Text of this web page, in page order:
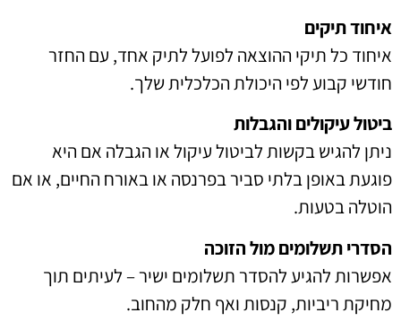
איחוד תיקים
איחוד כל תיקי ההוצאה לפועל לתיק אחד, עם החזר
חודשי קבוע לפי היכולת הכלכלית שלך.
ביטול עיקולים והגבלות
ניתן להגיש בקשות לביטול עיקול או הגבלה אם היא
פוגעת באופן בלתי סביר בפרנסה או באורח החיים, או אם
הוטלה בטעות.
הסדרי תשלומים מול הזוכה
אפשרות להגיע להסדר תשלומים ישיר – לעיתים תוך
מחיקת ריביות, קנסות ואף חלק מהחוב.